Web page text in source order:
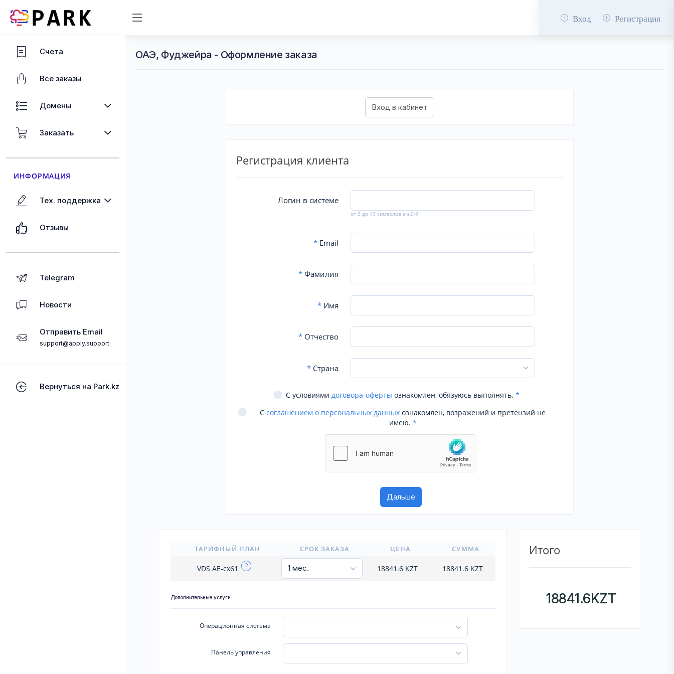
Вход Регистрация
Счета
Все заказы
Домены
Заказать
ИНФОРМАЦИЯ
Тех. поддержка
Отзывы
Telegram
Новости
Отправить Email
support@apply.support
Вернуться на Park.kz
ОАЭ, Фуджейра - Оформление заказа
Регистрация клиента
Логин в системе
от 3 до 13 символов a-z,0-9
*Email
*Фамилия
*Имя
*Отчество
*Страна
С условиями договора-оферты ознакомлен, обязуюсь выполнять. *
С соглашением о персональных данных ознакомлен, возражений и претензий не
имею. *
ТАРИФНЫЙ ПЛАН СРОК ЗАКАЗА ЦЕНА СУММА
VDS AE-cx61 18841.6 KZT 18841.6 KZT
Дополнительные услуги
Операционная система
Панель управления
Итого
18841.6KZT